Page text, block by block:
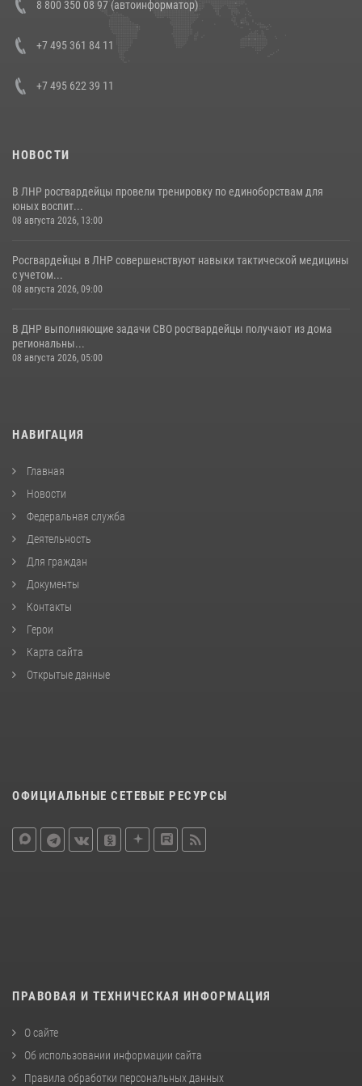
генерала армии Виктора Золотова с заместителем полномочного
представителя Президента Российской Федерации в Северо-
Кавказском федеральном округе Виталием Кузнецовым
8 800 350 08 97 (автоинформатор)
+7 495 361 84 11
+7 495 622 39 11
НОВОСТИ
В ЛНР росгвардейцы провели тренировку по единоборствам для
юных воспит...
08 августа 2026, 13:00
Росгвардейцы в ЛНР совершенствуют навыки тактической медицины
с учетом...
08 августа 2026, 09:00
В ДНР выполняющие задачи СВО росгвардейцы получают из дома
региональны...
08 августа 2026, 05:00
НАВИГАЦИЯ
Главная
Новости
Федеральная служба
Деятельность
Для граждан
Документы
Контакты
Герои
Карта сайта
Открытые данные
ОФИЦИАЛЬНЫЕ СЕТЕВЫЕ РЕСУРСЫ
ПРАВОВАЯ И ТЕХНИЧЕСКАЯ ИНФОРМАЦИЯ
О сайте
Об использовании информации сайта
Правила обработки персональных данных